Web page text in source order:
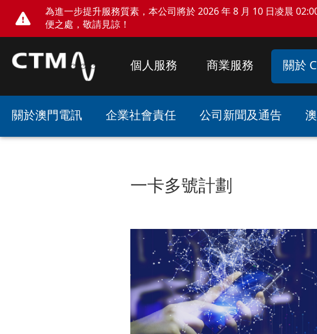
為進一步提升服務質素，本公司將於 2026 年 8 月 10 日凌晨
便之處，敬請見諒！
個人服務 商業服務 關於
關於澳門電訊 企業社會責任 公司新聞及通告
一卡多號計劃